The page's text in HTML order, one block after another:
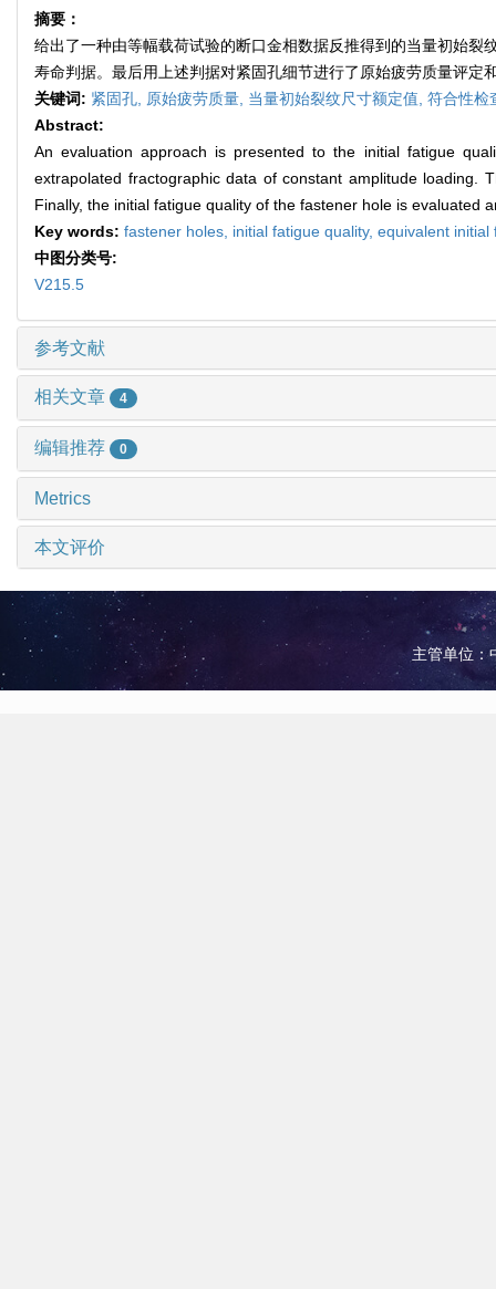
摘要：
给出了一种由等幅载荷试验的断口金相数据反推得到的当量初始
寿命判据。最后用上述判据对紧固孔细节进行了原始疲劳质量评定
关键词: 紧固孔, 原始疲劳质量, 当量初始裂纹尺寸额定值, 符合性检
Abstract:
An evaluation approach is presented to the initial fatigue
extrapolated fractographic data of constant amplitude loading.
Finally, the initial fatigue quality of the fastener hole is evaluated
Key words: fastener holes, initial fatigue quality, equivalent
中图分类号:
V215.5
参考文献
相关文章 4
编辑推荐 0
Metrics
本文评价
主管单位：